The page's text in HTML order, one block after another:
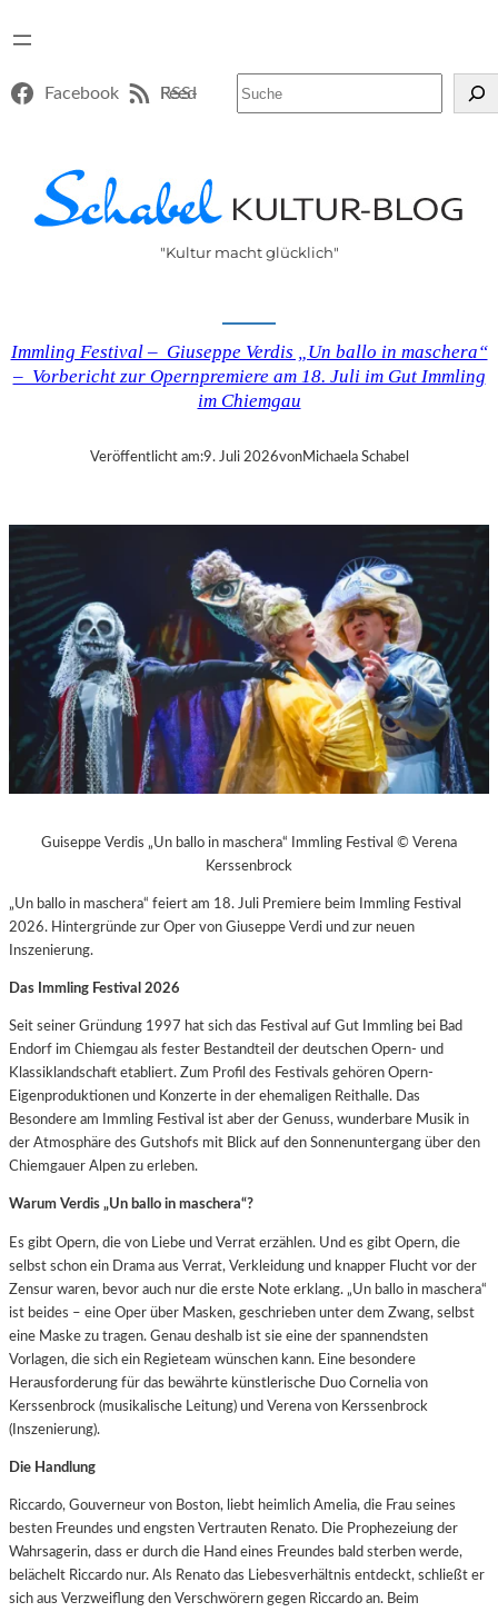
Facebook RSS-Feed
"Kultur macht glücklich"
Immling Festival – Giuseppe Verdis „Un ballo in maschera“
– Vorbericht zur Opernpremiere am 18. Juli im Gut Immling
im Chiemgau
Veröffentlicht am:9. Juli 2026vonMichaela Schabel
Guiseppe Verdis „Un ballo in maschera“ Immling Festival © Verena
Kerssenbrock
„Un ballo in maschera“ feiert am 18. Juli Premiere beim Immling Festival
2026. Hintergründe zur Oper von Giuseppe Verdi und zur neuen
Inszenierung.
Das Immling Festival 2026
Seit seiner Gründung 1997 hat sich das Festival auf Gut Immling bei Bad
Endorf im Chiemgau als fester Bestandteil der deutschen Opern- und
Klassiklandschaft etabliert. Zum Profil des Festivals gehören Opern-
Eigenproduktionen und Konzerte in der ehemaligen Reithalle. Das
Besondere am Immling Festival ist aber der Genuss, wunderbare Musik in
der Atmosphäre des Gutshofs mit Blick auf den Sonnenuntergang über den
Chiemgauer Alpen zu erleben.
Warum Verdis „Un ballo in maschera“?
Es gibt Opern, die von Liebe und Verrat erzählen. Und es gibt Opern, die
selbst schon ein Drama aus Verrat, Verkleidung und knapper Flucht vor der
Zensur waren, bevor auch nur die erste Note erklang. „Un ballo in maschera“
ist beides – eine Oper über Masken, geschrieben unter dem Zwang, selbst
eine Maske zu tragen. Genau deshalb ist sie eine der spannendsten
Vorlagen, die sich ein Regieteam wünschen kann. Eine besondere
Herausforderung für das bewährte künstlerische Duo Cornelia von
Kerssenbrock (musikalische Leitung) und Verena von Kerssenbrock
(Inszenierung).
Die Handlung
Riccardo, Gouverneur von Boston, liebt heimlich Amelia, die Frau seines
besten Freundes und engsten Vertrauten Renato. Die Prophezeiung der
Wahrsagerin, dass er durch die Hand eines Freundes bald sterben werde,
belächelt Riccardo nur. Als Renato das Liebesverhältnis entdeckt, schließt er
sich aus Verzweiflung den Verschwörern gegen Riccardo an. Beim